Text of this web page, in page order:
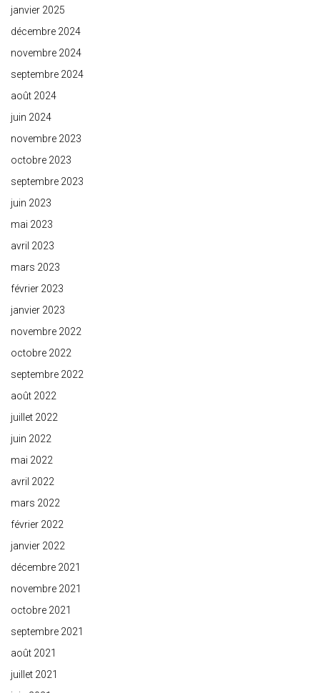
janvier 2025
décembre 2024
novembre 2024
septembre 2024
août 2024
juin 2024
novembre 2023
octobre 2023
septembre 2023
juin 2023
mai 2023
avril 2023
mars 2023
février 2023
janvier 2023
novembre 2022
octobre 2022
septembre 2022
août 2022
juillet 2022
juin 2022
mai 2022
avril 2022
mars 2022
février 2022
janvier 2022
décembre 2021
novembre 2021
octobre 2021
septembre 2021
août 2021
juillet 2021